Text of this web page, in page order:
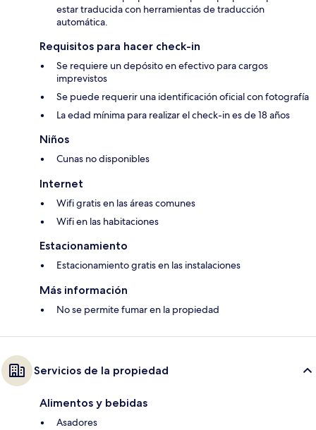
estar traducida con herramientas de traducción
automática.
Requisitos para hacer check-in
Se requiere un depósito en efectivo para cargos
imprevistos
Se puede requerir una identificación oficial con fotografía
La edad mínima para realizar el check-in es de 18 años
Niños
Cunas no disponibles
Internet
Wifi gratis en las áreas comunes
Wifi en las habitaciones
Estacionamiento
Estacionamiento gratis en las instalaciones
Más información
No se permite fumar en la propiedad
Servicios de la propiedad
Alimentos y bebidas
Asadores